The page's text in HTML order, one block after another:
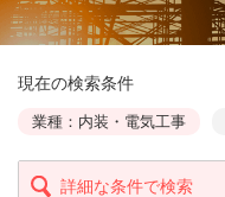
現在の検索条件
業種：内装・電気工事
詳細な条件で検索